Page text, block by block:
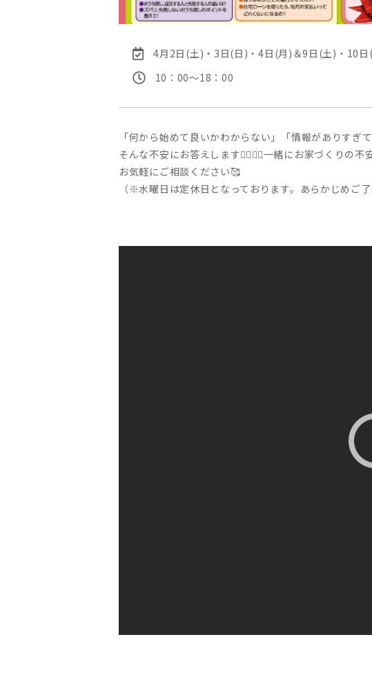
4月2日(土)・3日(日)・4日(月)＆9日(土)・10
10：00〜18：00
「何から始めて良いかわからない」「情報がありすぎ
そんな不安にお答えします🙆‍♀️🙆‍♂️一緒にお家づくりの不
お気軽にご相談ください🥰
（※水曜日は定休日となっております。あらかじめご了